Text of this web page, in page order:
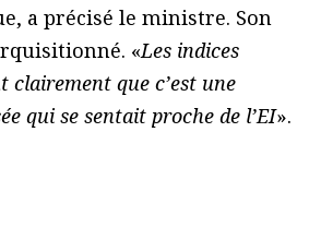
a précisé le ministre. Son
«Les indices
que c’est une
qui se sentait proche de l’EI».